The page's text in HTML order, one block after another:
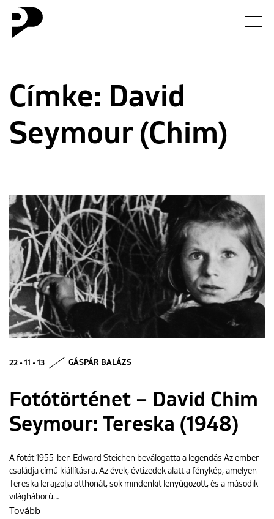
Galéria
Interjú
Rólunk
ENGLISH
Címke: David
Seymour (Chim)
22 • 11 • 13 GÁSPÁR BALÁZS
Fotótörténet – David Chim
Seymour: Tereska (1948)
A fotót 1955-ben Edward Steichen beválogatta a legendás Az ember
családja című kiállításra. Az évek, évtizedek alatt a fénykép, amelyen
Tereska lerajzolja otthonát, sok mindenkit lenyűgözött, és a második
világháború…
Tovább